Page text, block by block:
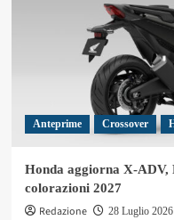
Anteprime Crossover
Honda aggiorna X-ADV,
colorazioni 2027
Redazione 28 Luglio 2026